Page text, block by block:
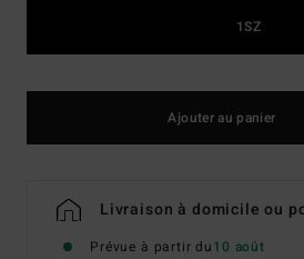
1SZ
Ajouter au panier
Livraison à domicile ou
Prévue à partir du10 août